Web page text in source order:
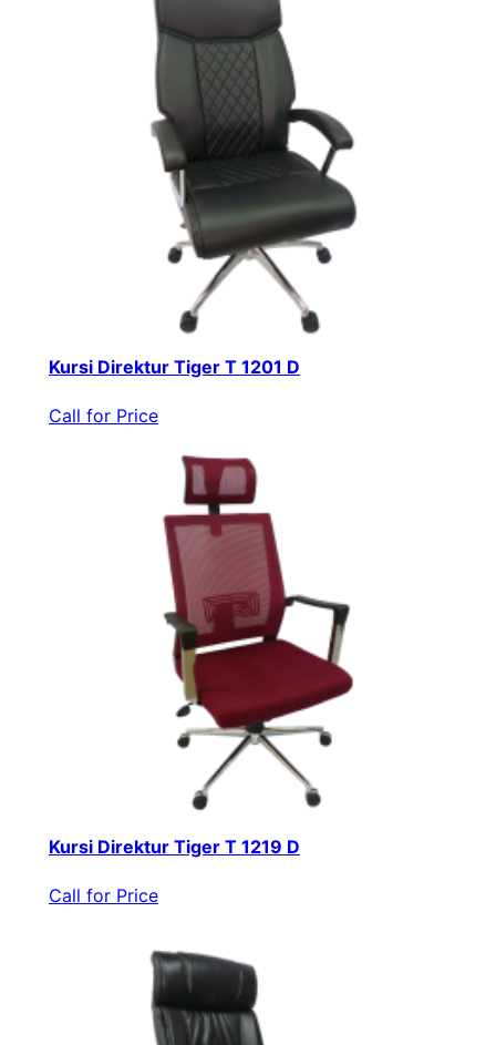
Kursi Direktur Tiger T 1201 D
Call for Price
Kursi Direktur Tiger T 1219 D
Call for Price